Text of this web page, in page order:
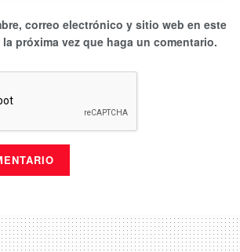
correo electrónico y sitio web en este
próxima vez que haga un comentario.